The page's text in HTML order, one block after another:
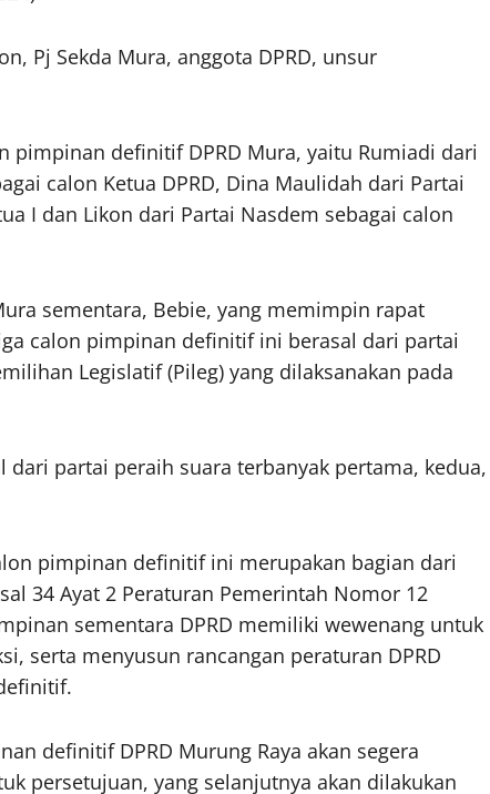
Pj Sekda Mura, anggota DPRD, unsur
definitif DPRD Mura, yaitu Rumiadi dari
calon Ketua DPRD, Dina Maulidah dari Partai
I dan Likon dari Partai Nasdem sebagai calon
sementara, Bebie, yang memimpin rapat
calon pimpinan definitif ini berasal dari partai
Legislatif (Pileg) yang dilaksanakan pada
dari partai peraih suara terbanyak pertama, kedua,
pimpinan definitif ini merupakan bagian dari
34 Ayat 2 Peraturan Pemerintah Nomor 12
sementara DPRD memiliki wewenang untuk
serta menyusun rancangan peraturan DPRD
definitif DPRD Murung Raya akan segera
persetujuan, yang selanjutnya akan dilakukan